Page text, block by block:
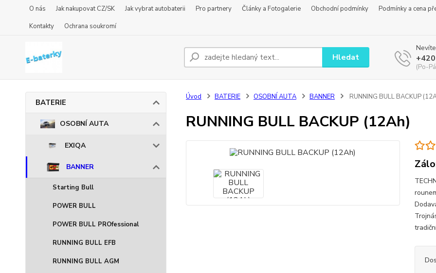
O nás Jak nakupovat CZ/SK Jak vybrat autobaterii Pro partnery Články a Fotogalerie Obchodní podmínky
Podmínky a cena
Kontakty
Ochrana soukromí
Hledat
(Po-
BATERIE
OSOBNÍ AUTA
EXIQA
BANNER
Starting Bull
POWER BULL
POWER BULL PROfessional
RUNNING BULL EFB
RUNNING BULL AGM
Úvod BATERIE OSOBNÍ AUTA BANNER RUNNING BULL BACKUP
RUNNING BULL BACKUP (12Ah)